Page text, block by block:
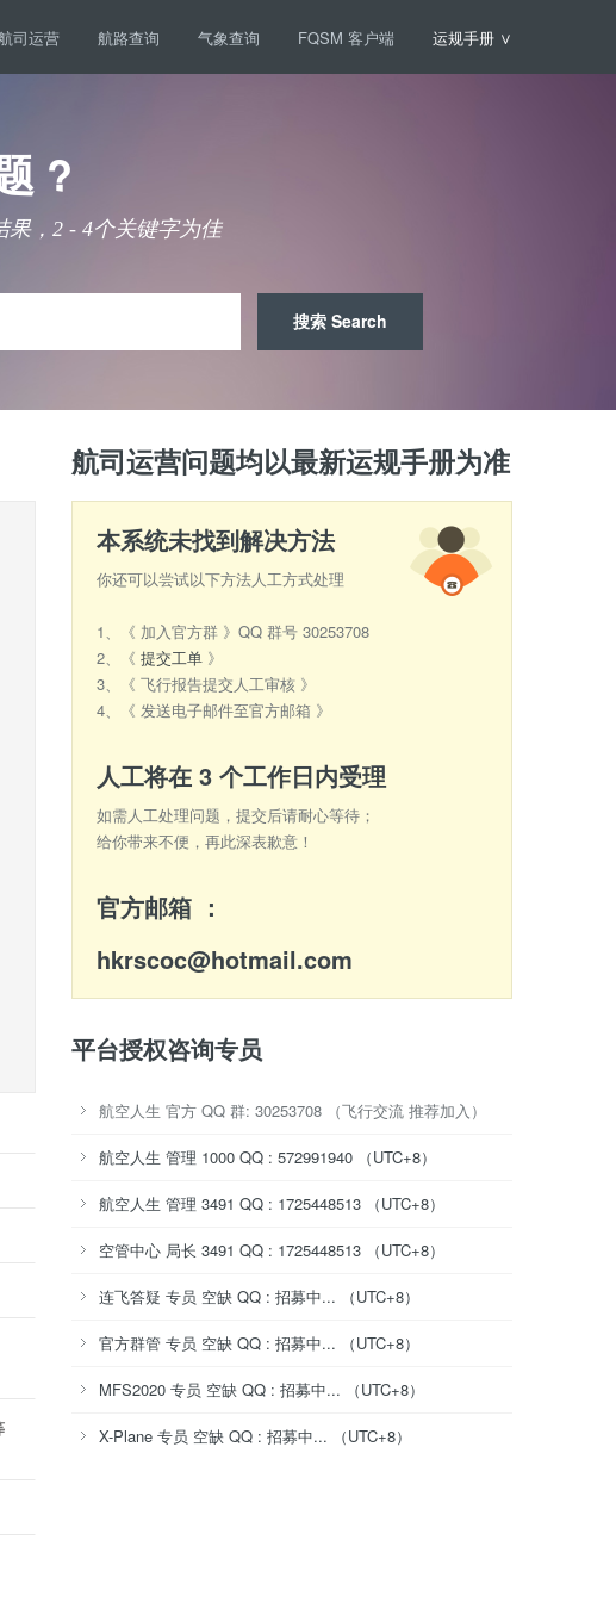
司运营 航路查询 气象查询 FQSM 客户端 运规手册 ∨
?
，2 - 4个关键字为佳
航司运营问题均以最新运规手册为准
本系统未找到解决方法
你还可以尝试以下方法人工方式处理
1、《 加入官方群 》QQ 群号 30253708
2、《 提交工单 》
3、《 飞行报告提交人工审核 》
4、《 发送电子邮件至官方邮箱 》
人工将在 3 个工作日内受理
如需人工处理问题，提交后请耐心等待；
给你带来不便，再此深表歉意！
官方邮箱 ：
hkrscoc@hotmail.com
平台授权咨询专员
航空人生 官方 QQ 群: 30253708 （飞行交流 推荐加入）
航空人生 管理 1000 QQ : 572991940 （UTC+8）
航空人生 管理 3491 QQ : 1725448513 （UTC+8）
空管中心 局长 3491 QQ : 1725448513 （UTC+8）
连飞答疑 专员 空缺 QQ : 招募中... （UTC+8）
官方群管 专员 空缺 QQ : 招募中... （UTC+8）
MFS2020 专员 空缺 QQ : 招募中... （UTC+8）
X-Plane 专员 空缺 QQ : 招募中... （UTC+8）